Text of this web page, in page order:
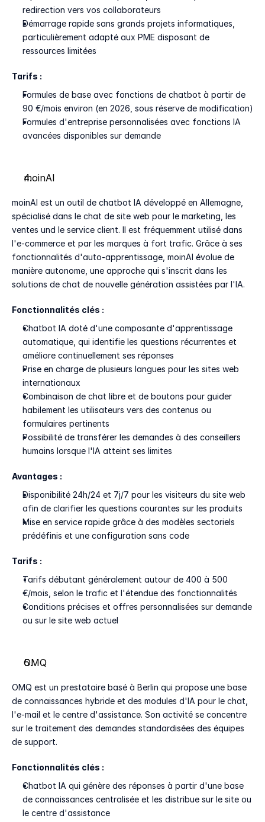
redirection vers vos collaborateurs
Démarrage rapide sans grands projets informatiques,
particulièrement adapté aux PME disposant de
ressources limitées
Tarifs :
Formules de base avec fonctions de chatbot à partir de
90 €/mois environ (en 2026, sous réserve de modification)
Formules d'entreprise personnalisées avec fonctions IA
avancées disponibles sur demande
moinAI
moinAI est un outil de chatbot IA développé en Allemagne,
spécialisé dans le chat de site web pour le marketing, les
ventes und le service client. Il est fréquemment utilisé dans
l'e-commerce et par les marques à fort trafic. Grâce à ses
fonctionnalités d'auto-apprentissage, moinAI évolue de
manière autonome, une approche qui s'inscrit dans les
solutions de chat de nouvelle génération assistées par l'IA.
Fonctionnalités clés :
Chatbot IA doté d'une composante d'apprentissage
automatique, qui identifie les questions récurrentes et
améliore continuellement ses réponses
Prise en charge de plusieurs langues pour les sites web
internationaux
Combinaison de chat libre et de boutons pour guider
habilement les utilisateurs vers des contenus ou
formulaires pertinents
Possibilité de transférer les demandes à des conseillers
humains lorsque l'IA atteint ses limites
Avantages :
Disponibilité 24h/24 et 7j/7 pour les visiteurs du site web
afin de clarifier les questions courantes sur les produits
Mise en service rapide grâce à des modèles sectoriels
prédéfinis et une configuration sans code
Tarifs :
Tarifs débutant généralement autour de 400 à 500
€/mois, selon le trafic et l'étendue des fonctionnalités
Conditions précises et offres personnalisées sur demande
ou sur le site web actuel
OMQ
OMQ est un prestataire basé à Berlin qui propose une base
de connaissances hybride et des modules d'IA pour le chat,
l'e-mail et le centre d'assistance. Son activité se concentre
sur le traitement des demandes standardisées des équipes
de support.
Fonctionnalités clés :
Chatbot IA qui génère des réponses à partir d'une base
de connaissances centralisée et les distribue sur le site ou
le centre d'assistance